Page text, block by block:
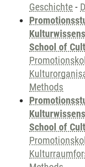
Geschichte -
School of
Methods
School of